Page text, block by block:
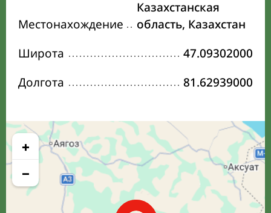
Местонахождение
Казахстанская
область, Казахстан
Широта
47.09302000
Долгота
81.62939000
+
−